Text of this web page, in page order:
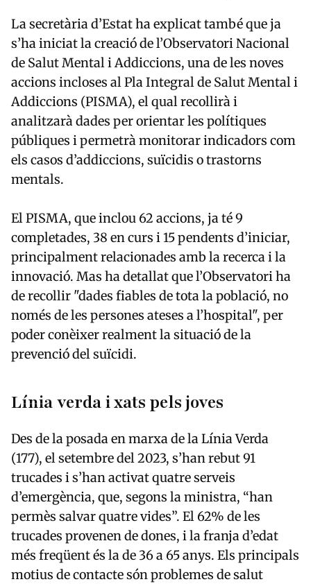
La secretària d’Estat ha explicat també que ja
s’ha iniciat la creació de l’Observatori Nacional
de Salut Mental i Addiccions, una de les noves
accions incloses al Pla Integral de Salut Mental i
Addiccions (PISMA), el qual recollirà i
analitzarà dades per orientar les polítiques
públiques i permetrà monitorar indicadors com
els casos d’addiccions, suïcidis o trastorns
mentals.
El PISMA, que inclou 62 accions, ja té 9
completades, 38 en curs i 15 pendents d’iniciar,
principalment relacionades amb la recerca i la
innovació. Mas ha detallat que l’Observatori ha
de recollir "dades fiables de tota la població, no
només de les persones ateses a l’hospital", per
poder conèixer realment la situació de la
prevenció del suïcidi.
Línia verda i xats pels joves
Des de la posada en marxa de la Línia Verda
(177), el setembre del 2023, s’han rebut 91
trucades i s’han activat quatre serveis
d’emergència, que, segons la ministra, “han
permès salvar quatre vides”. El 62% de les
trucades provenen de dones, i la franja d’edat
més freqüent és la de 36 a 65 anys. Els principals
motius de contacte són problemes de salut